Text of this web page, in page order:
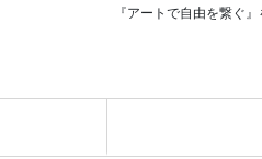
『アートで自由を繋ぐ